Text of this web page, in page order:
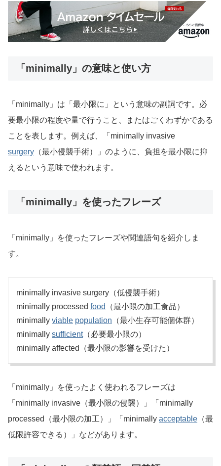
「minimally」の意味と使い方
「minimally」は「最小限に」という意味の副詞です。必
要最小限の程度や量で行うこと、またはごくわずかである
ことを表します。例えば、「minimally invasive
surgery （最小侵襲手術）」のように、負担を最小限に抑
えるという意味で使われます。
「minimally」を使ったフレーズ
「minimally」を使ったフレーズや関連語句を紹介しま
す。
minimally invasive surgery（低侵襲手術）
minimally processed food
（最小限の加工食品）
minimally viable population （最小生存可能個体群）
minimally sufficient（必要最小限の）
minimally affected（最小限の影響を受けた）
「minimally」を使ったよく使われるフレーズは
「minimally invasive（最小限の侵襲）」「minimally
processed（最小限の加工）」「minimally acceptable （最
低限許容できる）」などがあります。